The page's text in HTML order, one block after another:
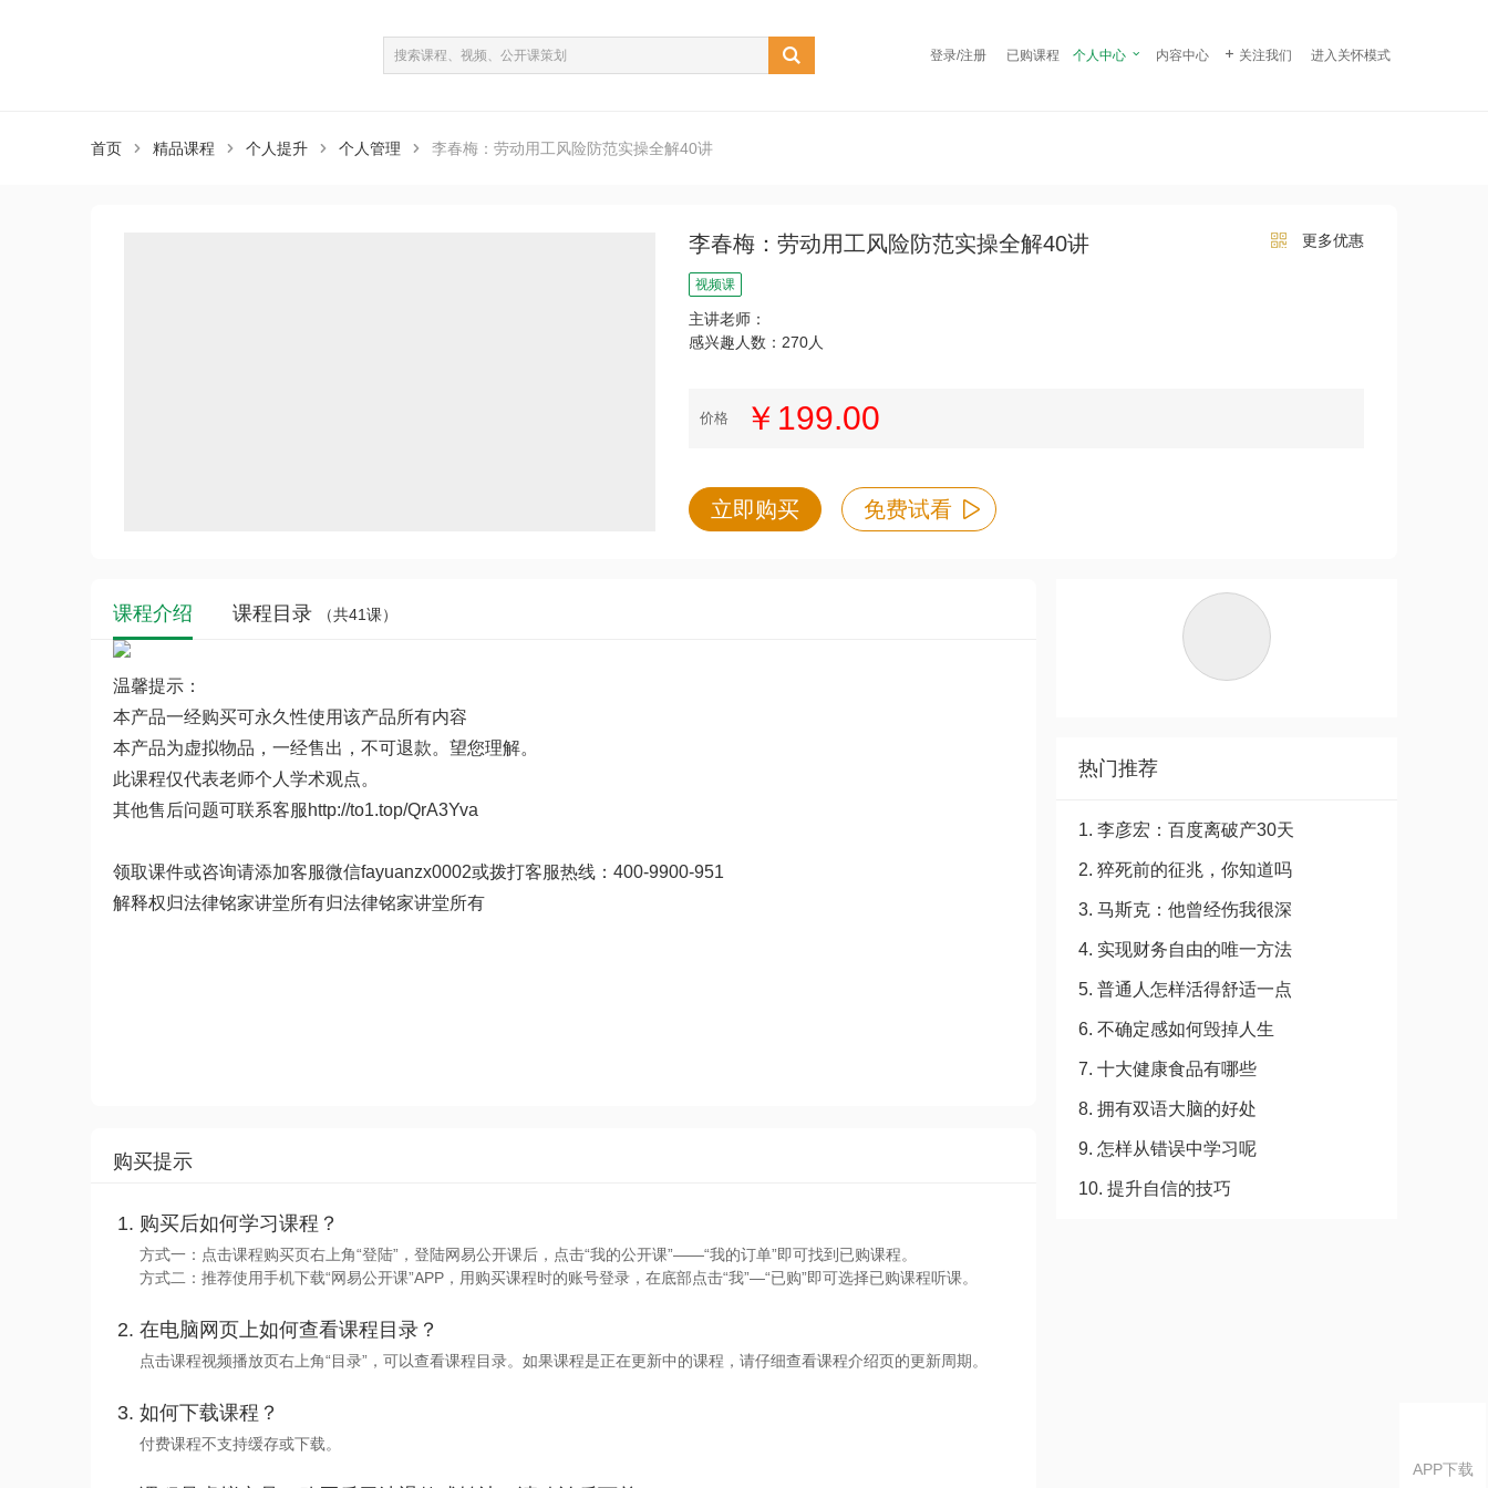
登录/注册 已购课程 个人中心  内容中心  关注我们 进入关怀模式
首页  精品课程  个人提升  个人管理  李春梅：劳动用工风险防范实操全解40讲
（共41课）
李春梅：劳动用工风险防范实操全解40讲 更多优惠
视频课
主讲老师：
感兴趣人数：270人
价格 ￥199.00
立即购买 免费试看
热门推荐
1. 李彦宏：百度离破产30天
2. 猝死前的征兆，你知道吗
3. 马斯克：他曾经伤我很深
4. 实现财务自由的唯一方法
5. 普通人怎样活得舒适一点
6. 不确定感如何毁掉人生
7. 十大健康食品有哪些
8. 拥有双语大脑的好处
9. 怎样从错误中学习呢
10. 提升自信的技巧
课程介绍 课程目录 （共41课）
温馨提示：
本产品一经购买可永久性使用该产品所有内容
本产品为虚拟物品，一经售出，不可退款。望您理解。
此课程仅代表老师个人学术观点。
其他售后问题可联系客服 http://to1.top/QrA3Yva
领取课件或咨询请添加客服微信fayuanzx0002或拨打客服热线：400-9900-951
解释权归法律铭家讲堂所有归法律铭家讲堂所有
购买提示
购买后如何学习课程？
方式一：点击课程购买页右上角“登陆”，登陆网易公开课后，点击“我的公开课”——“我的订单”即可找到已购课程。
方式二：推荐使用手机下载“网易公开课”APP，用购买课程时的账号登录，在底部点击“我”—“已购”即可选择已购课程听课。
在电脑网页上如何查看课程目录？
点击课程视频播放页右上角“目录”，可以查看课程目录。如果课程是正在更新中的课程，请仔细查看课程介绍页的更新周期。
如何下载课程？
付费课程不支持缓存或下载。
APP下载